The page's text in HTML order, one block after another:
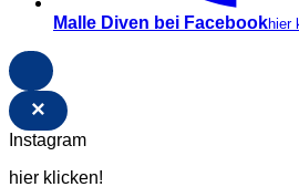
Malle Diven bei Facebookhier
×
Instagram
hier klicken!